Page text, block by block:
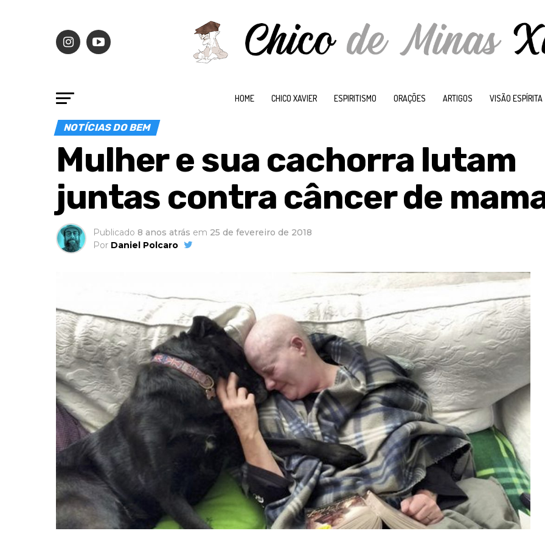
HOME CHICO XAVIER ESPIRITISMO ORAÇÕES ARTIGOS VISÃO ESPÍRITA
NOTÍCIAS DO BEM
Mulher e sua cachorra lutam
juntas contra câncer de
Publicado 8 anos atrás em 25 de fevereiro de 2018
Por Daniel Polcaro